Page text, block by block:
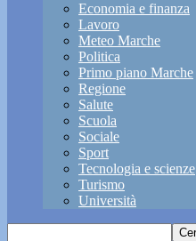
Economia e finanza
Lavoro
Meteo Marche
Politica
Primo piano Marche
Regione
Salute
Scuola
Sociale
Sport
Tecnologia e scienze
Turismo
Università